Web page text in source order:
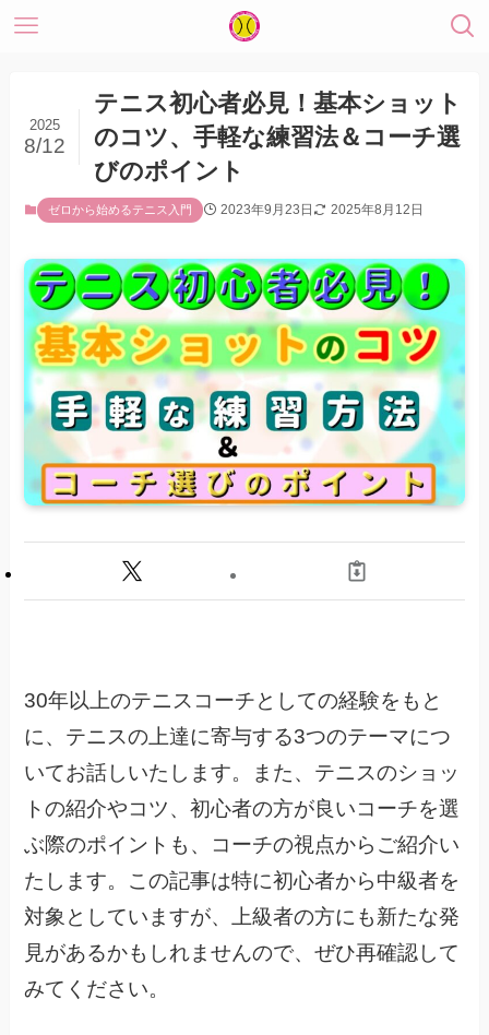
テニス初心者必見！基本ショット
のコツ、手軽な練習法＆コーチ選
びのポイント
2025
8/12
ゼロから始めるテニス入門 2023年9月23日 2025年8月12日
30年以上のテニスコーチとしての経験をもと
に、テニスの上達に寄与する3つのテーマにつ
いてお話しいたします。また、テニスのショッ
トの紹介やコツ、初心者の方が良いコーチを選
ぶ際のポイントも、コーチの視点からご紹介い
たします。この記事は特に初心者から中級者を
対象としていますが、上級者の方にも新たな発
見があるかもしれませんので、ぜひ再確認して
みてください。